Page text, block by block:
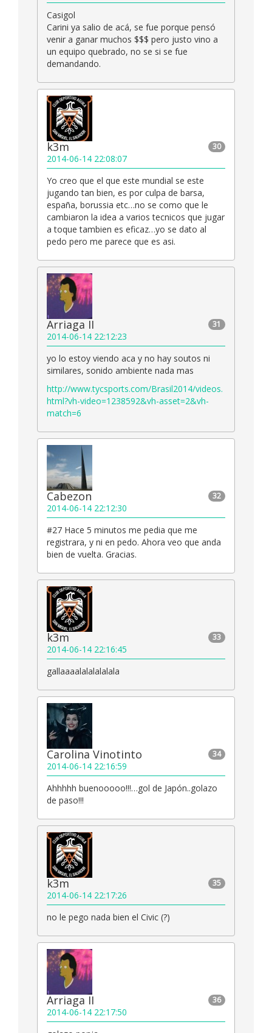
Casigol
Carini ya salio de acá, se fue porque pensó
venir a ganar muchos $$$ pero justo vino a
un equipo quebrado, no se si se fue
demandando.
30
k3m
2014-06-14 22:08:07
Yo creo que el que este mundial se este
jugando tan bien, es por culpa de barsa,
españa, borussia etc…no se como que le
cambiaron la idea a varios tecnicos que jugar
a toque tambien es eficaz…yo se dato al
pedo pero me parece que es asi.
31
Arriaga II
2014-06-14 22:12:23
yo lo estoy viendo aca y no hay soutos ni
similares, sonido ambiente nada mas
http://www.tycsports.com/Brasil2014/videos.
html?vh-video=1238592&vh-asset=2&vh-
match=6
32
Cabezon
2014-06-14 22:12:30
#27 Hace 5 minutos me pedia que me
registrara, y ni en pedo. Ahora veo que anda
bien de vuelta. Gracias.
33
k3m
2014-06-14 22:16:45
gallaaaalalalalalala
34
Carolina Vinotinto
2014-06-14 22:16:59
Ahhhhh buenooooo!!!…gol de Japón..golazo
de paso!!!
35
k3m
2014-06-14 22:17:26
no le pego nada bien el Civic (?)
36
Arriaga II
2014-06-14 22:17:50